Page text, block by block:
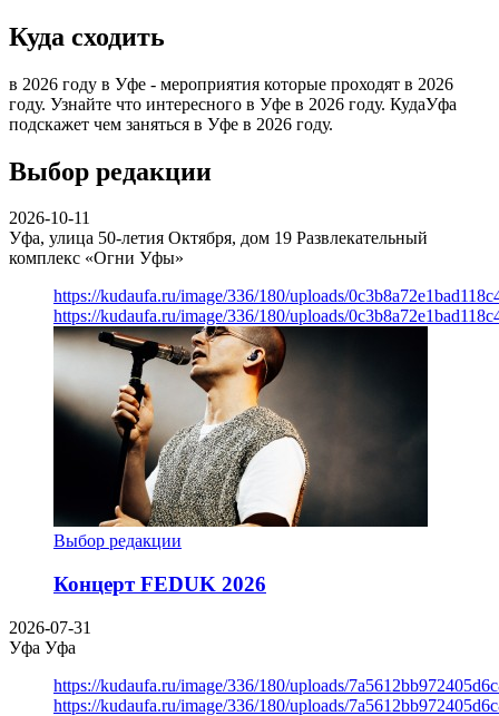
Куда сходить
в 2026 году в Уфе - мероприятия которые проходят в 2026
году. Узнайте что интересного в Уфе в 2026 году. КудаУфа
подскажет чем заняться в Уфе в 2026 году.
Выбор редакции
2026-10-11
Уфа, улица 50-летия Октября, дом 19 Развлекательный
комплекс «Огни Уфы»
https://kudaufa.ru/image/336/180/uploads/
https://kudaufa.ru/image/336/180/uploads/
Выбор редакции
Концерт FEDUK 2026
2026-07-31
Уфа Уфа
https://kudaufa.ru/image/336/180/uploads/
https://kudaufa.ru/image/336/180/uploads/